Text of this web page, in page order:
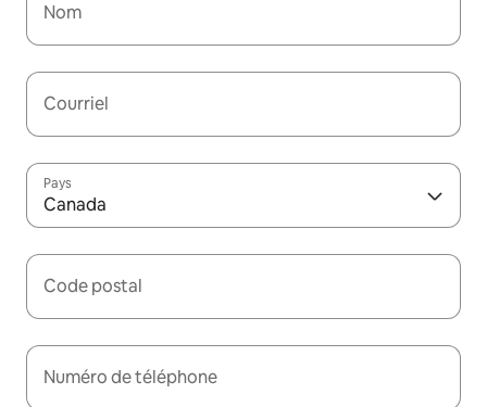
Nom
Courriel
Pays
Canada
Code postal
Numéro de téléphone